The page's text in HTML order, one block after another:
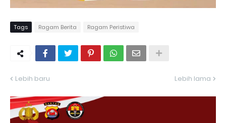
Tags Ragam Berita Ragam Peristiwa
Lebih baru Lebih lama